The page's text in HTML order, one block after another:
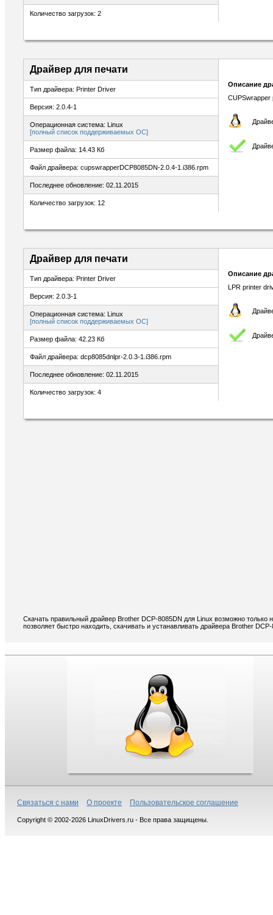
Количество загрузок: 2
Драйвер для печати
Тип драйвера: Printer Driver
Версия: 2.0.4-1
Операционная система: Linux
[полный список поддерживаемых ОС]
Размер файла: 14.43 Кб
Файл драйвера: cupswrapperDCP8085DN-2.0.4-1.i386.rpm
Последнее обновление: 02.11.2015
Количество загрузок: 12
Описание
CUPSwrapper
Драйвер для печати
Тип драйвера: Printer Driver
Версия: 2.0.3-1
Операционная система: Linux
[полный список поддерживаемых ОС]
Размер файла: 42.23 Кб
Файл драйвера: dcp8085dnlpr-2.0.3-1.i386.rpm
Последнее обновление: 02.11.2015
Количество загрузок: 4
Описание
LPR printer
Скачать правильный драйвер Brother DCP-8085DN для Linux возможно
позволяет быстро находить, скачивать и устанавливать драйвера Brother
Связаться с нами О проекте Пользовательское соглашение
Copyright © 2002-2026 LinuxDrivers.ru - Все права защищены.